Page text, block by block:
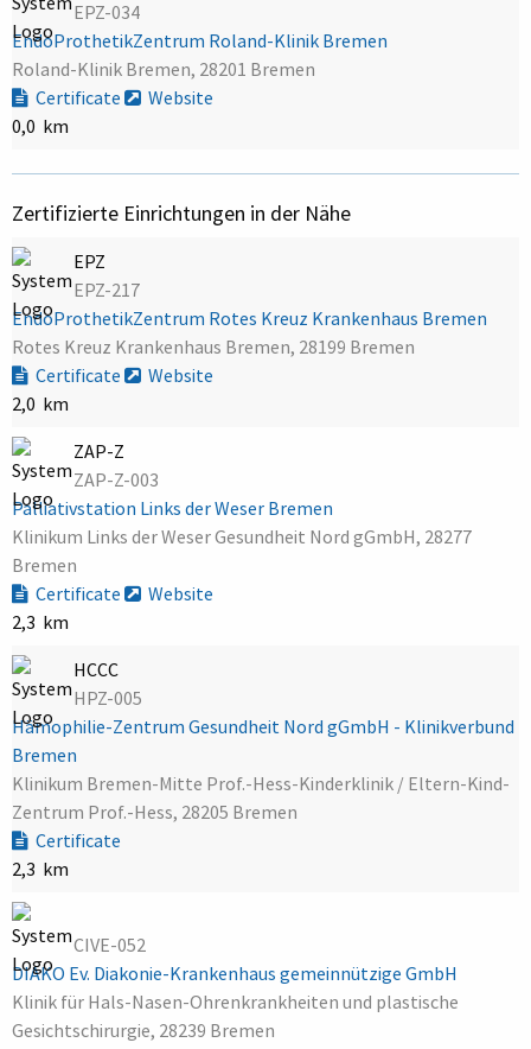
EPZ-034
EndoProthetikZentrum Roland-Klinik Bremen
Roland-Klinik Bremen, 28201 Bremen
Certificate
Website
0,0 km
Zertifizierte Einrichtungen in der Nähe
EPZ
EPZ-217
EndoProthetikZentrum Rotes Kreuz Krankenhaus Bremen
Rotes Kreuz Krankenhaus Bremen, 28199 Bremen
Certificate
Website
2,0 km
ZAP-Z
ZAP-Z-003
Palliativstation Links der Weser Bremen
Klinikum Links der Weser Gesundheit Nord gGmbH, 28277
Bremen
Certificate
Website
2,3 km
HCCC
HPZ-005
Hämophilie-Zentrum Gesundheit Nord gGmbH - Klinikverbund
Bremen
Klinikum Bremen-Mitte Prof.-Hess-Kinderklinik / Eltern-Kind-
Zentrum Prof.-Hess, 28205 Bremen
Certificate
2,3 km
CIVE-052
DIAKO Ev. Diakonie-Krankenhaus gemeinnützige GmbH
Klinik für Hals-Nasen-Ohrenkrankheiten und plastische
Gesichtschirurgie, 28239 Bremen